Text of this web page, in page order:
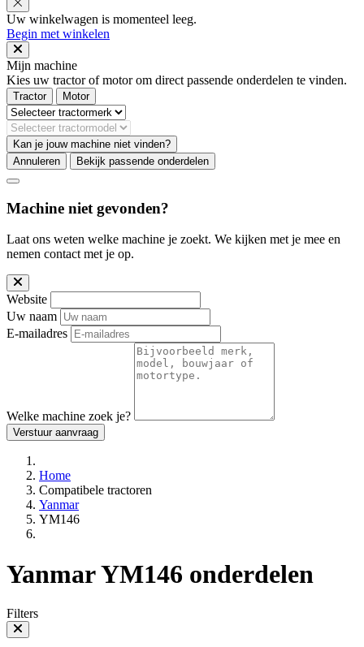
Uw winkelwagen is momenteel leeg.
Begin met winkelen
Mijn machine
Kies uw tractor of motor om direct passende onderdelen te vinden.
Tractor Motor
Kan je jouw machine niet vinden?
Annuleren
Bekijk passende onderdelen
Machine niet gevonden?
Laat ons weten welke machine je zoekt. We kijken met je mee en
nemen contact met je op.
Website
Uw naam
E-mailadres
Welke machine zoek je?
Verstuur aanvraag
Home
Compatibele tractoren
Yanmar
YM146
Yanmar YM146 onderdelen
Filters